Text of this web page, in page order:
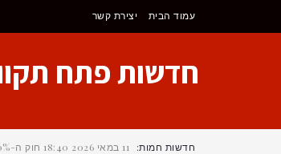
עמוד הבית יצירת קשר
חדשות פתח
חדשות חמות: 11 במאי 2026 18:40 חוק ה-10%: איך לארוז תרמיל לקמינו דה סנטיאגו (Camino de Santiago)